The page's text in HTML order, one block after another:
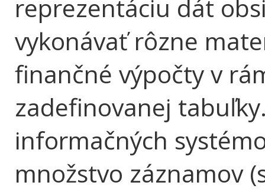
reprezentáciu dát
vykonávať rôzne
finančné výpočty v
zadefinovanej
informačných
množstvo záznamov